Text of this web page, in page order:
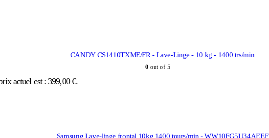
CANDY CS1410TXME/FR - Lave-Linge - 10 kg - 1400 trs/min
0 out of 5
actuel est : 399,00 €.
Samsung Lave-linge frontal 10kg 1400 tours/min - WW10FG5U34AEEF